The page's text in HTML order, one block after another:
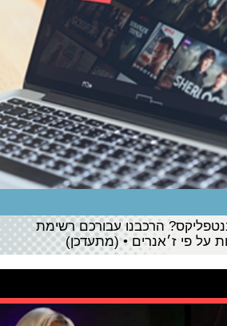
הרכבנו עבורכם רשימת
על פי ז׳אנרים • (מתעדכן)